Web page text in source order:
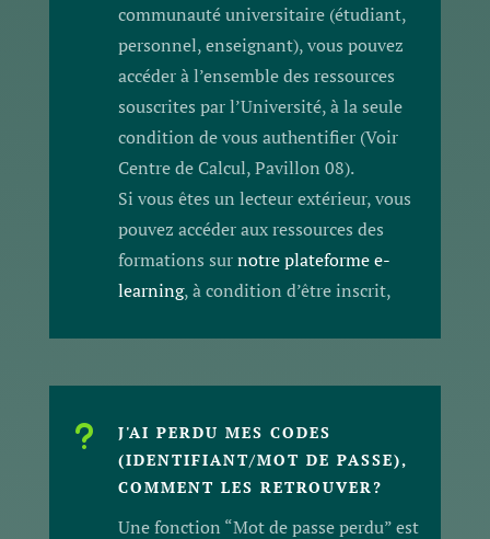
communauté universitaire (étudiant,
personnel, enseignant), vous pouvez
accéder à l’ensemble des ressources
souscrites par l’Université, à la seule
condition de vous authentifier (Voir
Centre de Calcul, Pavillon 08).
Si vous êtes un lecteur extérieur, vous
pouvez accéder aux ressources des
formations surnotre plateforme e-
learning, à condition d’être inscrit,
u
J'AI PERDU MES CODES
(IDENTIFIANT/MOT DE PASSE),
COMMENT LES RETROUVER?
Une fonction “Mot de passe perdu” est